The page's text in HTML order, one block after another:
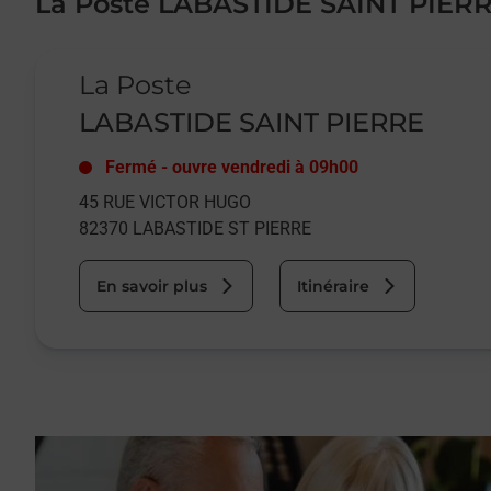
La Poste
LABASTIDE SAINT PIERRE
Fermé - ouvre vendredi à 09h00
45 RUE VICTOR HUGO
82370 LABASTIDE ST PIERRE
En savoir plus Itinéraire